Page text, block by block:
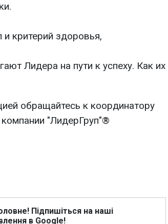
критерий здоровья,
Лидера на пути к успеху. Как их
обращайтесь к координатору
"ЛидерГруп"®
Підпишіться на наші
в Google!